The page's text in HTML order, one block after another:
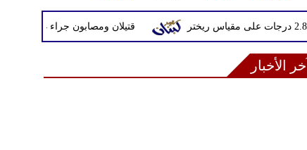
قتيلان ومصابون جراء 14 غارة إسرائيلية على شرق وجنوب لبنان
آخر الأخبار